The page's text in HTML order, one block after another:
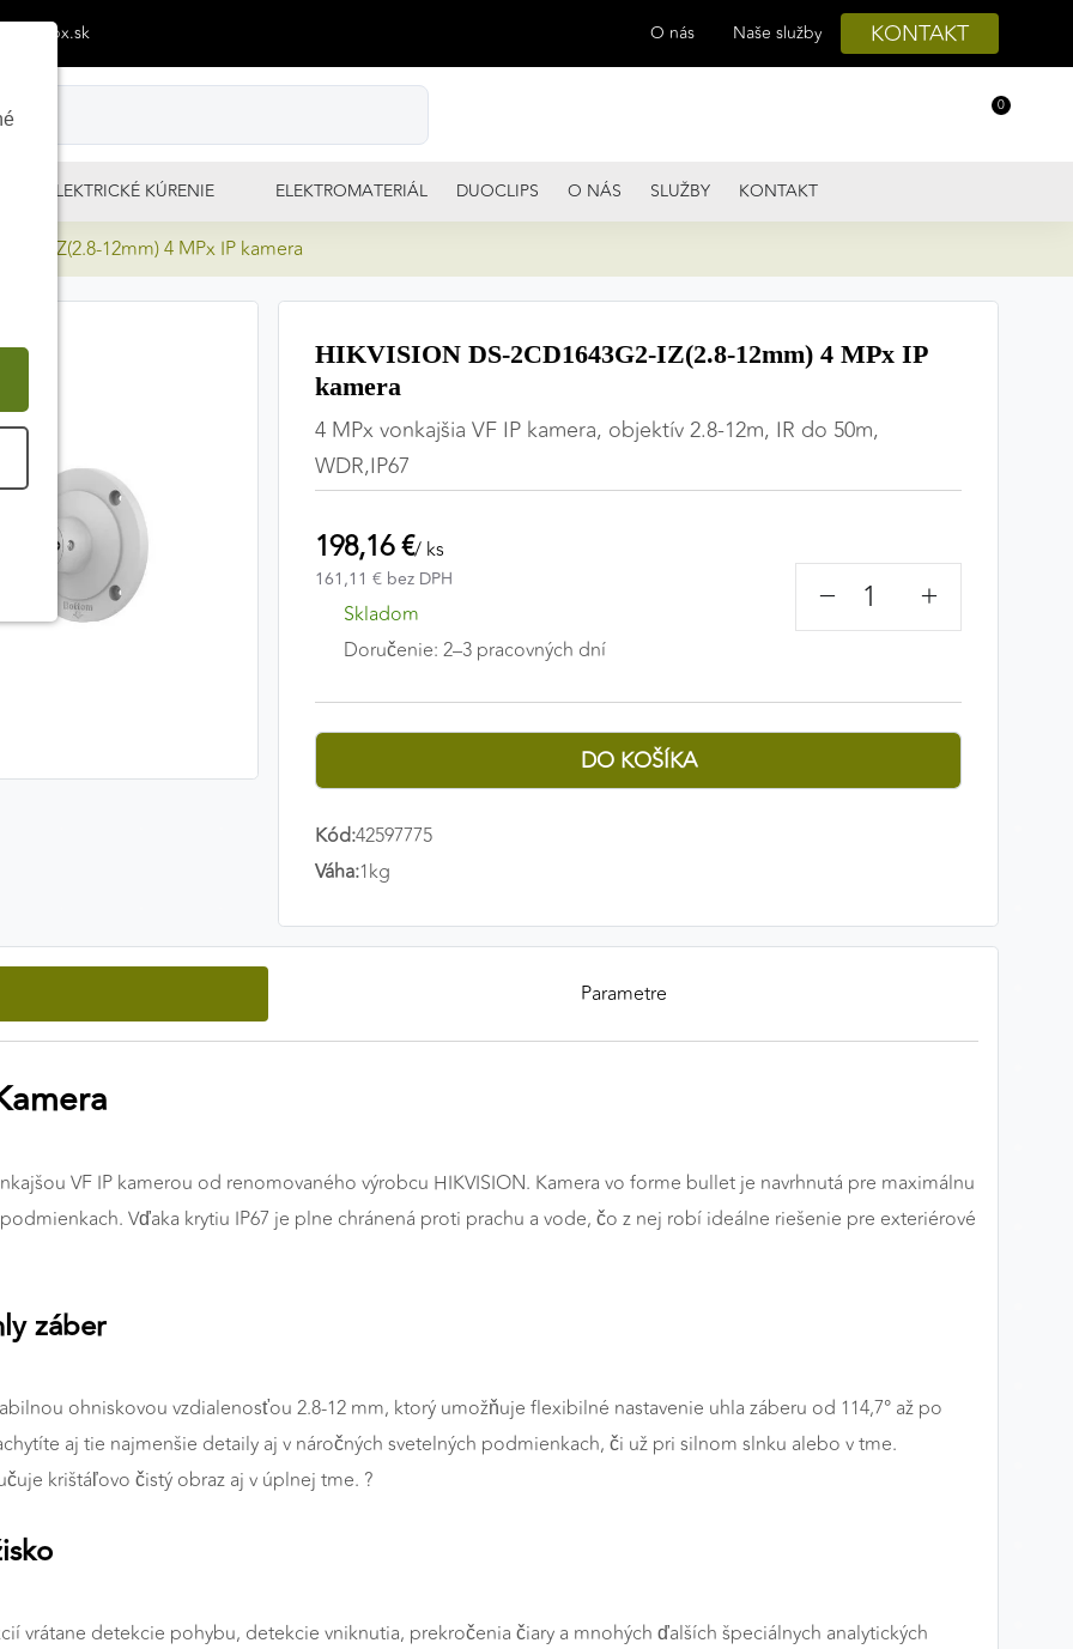
O nás Naše služby KONTAKT
0
ELEKTRICKÉ KÚRENIE ELEKTROMATERIÁL DUOCLIPS O NÁS SLUŽBY KONTAKT
IZ(2.8-12mm) 4 MPx IP kamera
HIKVISION DS-2CD1643G2-IZ(2.8-12mm) 4 MPx IP
kamera
4 MPx vonkajšia VF IP kamera, objektív 2.8-12m, IR do 50m,
WDR,IP67
198,16 €/ ks
161,11 € bez DPH
Skladom
Doručenie: 2–3 pracovných dní
− +
Kód:42597775
Váha:1kg
Parametre
VF IP kamerou od renomovaného výrobcu HIKVISION. Kamera vo forme bullet je navrhnutá pre maximálnu
Vďaka krytiu IP67 je plne chránená proti prachu a vode, čo z nej robí ideálne riešenie pre exteriérové
záber
ohniskovou vzdialenosťou 2.8-12 mm, ktorý umožňuje flexibilné nastavenie uhla záberu od 114,7° až po
aj tie najmenšie detaily aj v náročných svetelných podmienkach, či už pri silnom slnku alebo v tme.
krištáľovo čistý obraz aj v úplnej tme. ?
vrátane detekcie pohybu, detekcie vniknutia, prekročenia čiary a mnohých ďalších špeciálnych analytických